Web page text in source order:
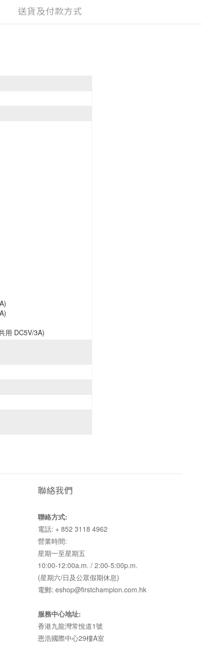
送貨及付款方式
用 DC5V/3A)
聯絡我們
聯絡方式:
電話: + 852 3118 4962
營業時間:
星期一至星期五
10:00-12:00a.m. / 2:00-5:00p.m.
(星期六/日及公眾假期休息)
電郵: eshop@firstchampion.com.hk
服務中心地址:
香港九龍灣常悅道1號
恩浩國際中心29樓A室